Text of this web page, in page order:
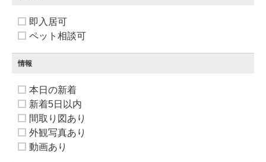
即入居可
ペット相談可
情報
本日の新着
新着5日以内
間取り図あり
外観写真あり
動画あり